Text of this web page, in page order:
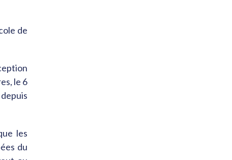
de
le 6
les
du